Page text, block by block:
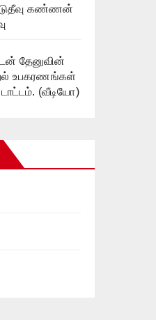
கண்ணன்
தேனுவின்
உபகரணங்கள்
(வீடியோ)